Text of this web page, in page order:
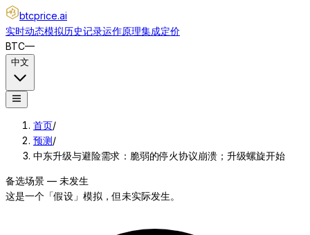
btcprice.ai
实时动态模拟历史记录运作原理集成定价
BTC—
中文
首页/
预测/
中东升级与避险需求：脆弱的停火协议崩溃；升级螺旋开始
备选场景 — 未发生
这是一个「假设」模拟，但未实际发生。